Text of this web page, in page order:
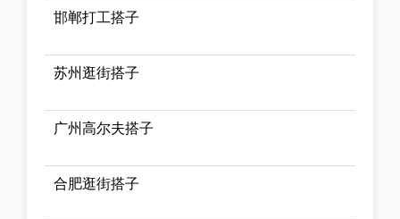
邯郸打工搭子
苏州逛街搭子
广州高尔夫搭子
合肥逛街搭子